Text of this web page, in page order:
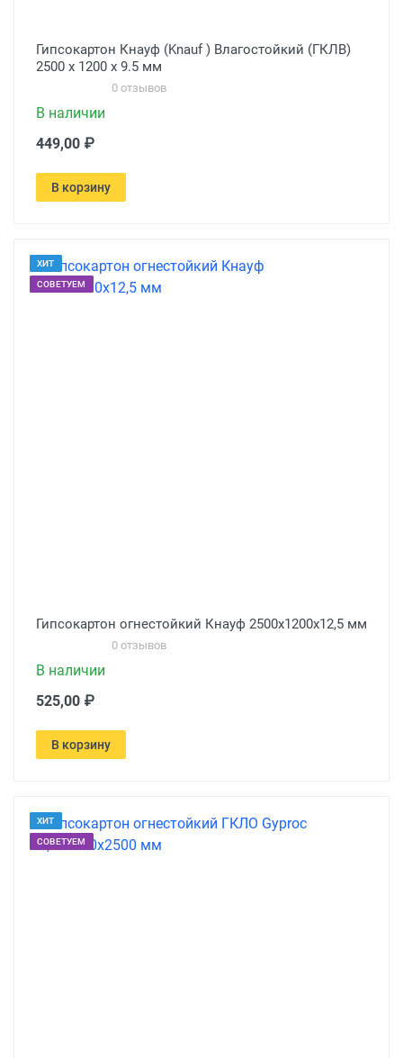
Гипсокартон Кнауф (Knauf ) Влагостойкий (ГКЛВ)
2500 х 1200 х 9.5 мм
0 отзывов
В наличии
449,00 ₽
В корзину
ХИТ
СОВЕТУЕМ
Гипсокартон огнестойкий Кнауф 2500х1200х12,5 мм
0 отзывов
В наличии
525,00 ₽
В корзину
ХИТ
СОВЕТУЕМ